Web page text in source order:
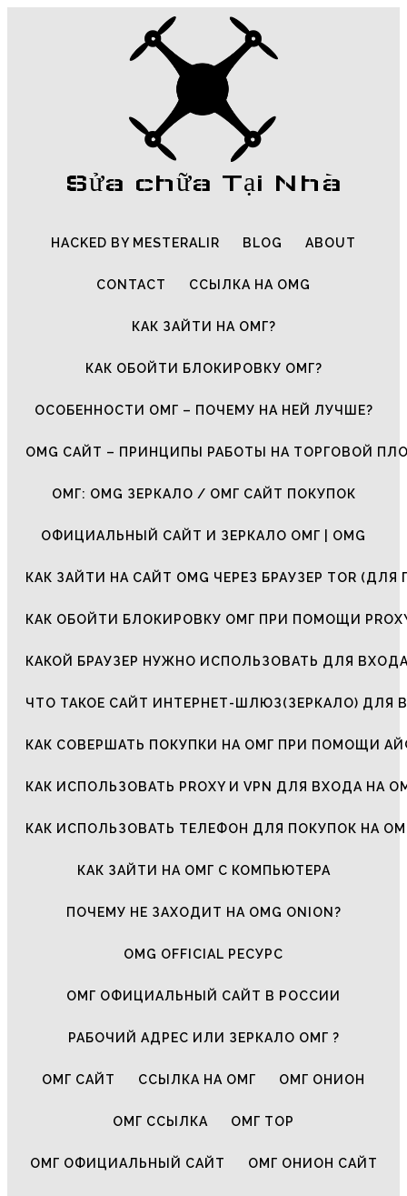
Sửa chữa Tại Nhà
HACKED BY MESTERALIR BLOG ABOUT
CONTACT ССЫЛКА НА OMG
КАК ЗАЙТИ НА ОМГ?
КАК ОБОЙТИ БЛОКИРОВКУ ОМГ?
ОСОБЕННОСТИ ОМГ – ПОЧЕМУ НА НЕЙ ЛУЧШЕ?
OMG САЙТ – ПРИНЦИПЫ РАБОТЫ НА ТОРГОВОЙ
ОМГ: OMG ЗЕРКАЛО / ОМГ САЙТ ПОКУПОК
ОФИЦИАЛЬНЫЙ САЙТ И ЗЕРКАЛО ОМГ | OMG
КАК ЗАЙТИ НА САЙТ OMG ЧЕРЕЗ БРАУЗЕР TOR (ДЛЯ
КАК ОБОЙТИ БЛОКИРОВКУ ОМГ ПРИ ПОМОЩИ
КАКОЙ БРАУЗЕР НУЖНО ИСПОЛЬЗОВАТЬ ДЛЯ
ЧТО ТАКОЕ САЙТ ИНТЕРНЕТ-ШЛЮЗ(ЗЕРКАЛО) ДЛЯ
КАК СОВЕРШАТЬ ПОКУПКИ НА ОМГ ПРИ ПОМОЩИ
КАК ИСПОЛЬЗОВАТЬ PROXY И VPN ДЛЯ ВХОДА НА
КАК ИСПОЛЬЗОВАТЬ ТЕЛЕФОН ДЛЯ ПОКУПОК НА
КАК ЗАЙТИ НА ОМГ С КОМПЬЮТЕРА
ПОЧЕМУ НЕ ЗАХОДИТ НА OMG ONION?
OMG OFFICIAL РЕСУРС
ОМГ ОФИЦИАЛЬНЫЙ САЙТ В РОССИИ
РАБОЧИЙ АДРЕС ИЛИ ЗЕРКАЛО ОМГ ?
ОМГ САЙТ ССЫЛКА НА ОМГ ОМГ ОНИОН
ОМГ ССЫЛКА ОМГ ТОР
ОМГ ОФИЦИАЛЬНЫЙ САЙТ ОМГ ОНИОН САЙТ